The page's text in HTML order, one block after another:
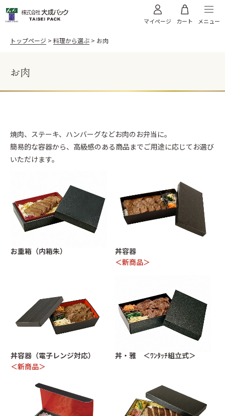
マイページ カート メニュー
料理から選ぶ
高級弁当・お節
お弁当
太巻き
そば
オードブル
飯台・黒金砂目
飯台 黒金砂目（内金）
飯台 黒金砂目（内朱）
折箱 黒金砂目
折箱 雅
ちらし折
丼635 透明フタ
棒寿司折（黒・朱）
黒朱 折
太巻折 柾目
折弁 黒柾目
丼835 (電子レンジ対応)
御料理 黒金砂目（組）
グルメランチボックス 桧
グルメボックス 黒
うなぎ蒲焼折
そば容器 黒
季節の敷紙（小）
小鉢（赤金）
ご利用案内
サンプル請求
ご注文方法
容器の組み立て方
よくあるご質問
紙製容器のご案内
0120-893714
トップページ 料理から選ぶ お肉
お肉
焼肉、ステーキ、ハンバーグなどお肉のお弁当に。
簡易的な容器から、高級感のある商品までご用途に応じてお選び
いただけます。
お重箱（内箱朱）
丼容器
＜新商品＞
丼容器（電子レンジ対応）
＜新商品＞
丼・雅 ＜ﾜﾝﾀｯﾁ組立式＞